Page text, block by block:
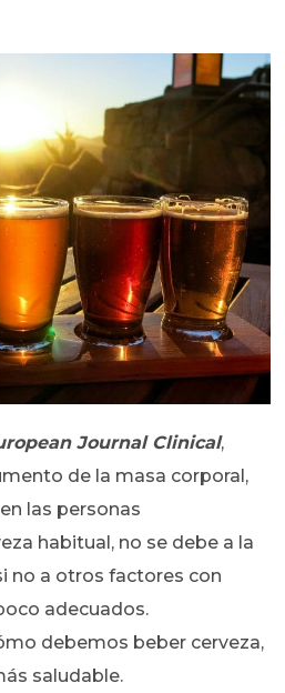
Journal Clinical,
de la masa corporal,
las personas
habitual, no se debe a la
no a otros factores con
adecuados.
debemos beber cerveza,
saludable.